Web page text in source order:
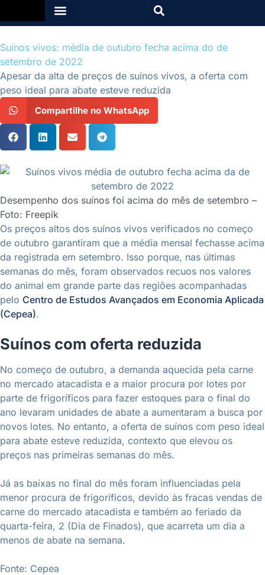
Suínos vivos: média de outubro fecha acima do de
setembro de 2022
Apesar da alta de preços de suínos vivos, a oferta com
peso ideal para abate esteve reduzida
Compartilhe no WhatsApp
Desempenho dos suínos foi acima do mês de setembro –
Foto: Freepik
Os preços altos dos suínos vivos verificados no começo
de outubro garantiram que a média mensal fechasse acima
da registrada em setembro. Isso porque, nas últimas
semanas do mês, foram observados recuos nos valores
do animal em grande parte das regiões acompanhadas
pelo Centro de Estudos Avançados em Economia Aplicada
(Cepea).
Suínos com oferta reduzida
No começo de outubro, a demanda aquecida pela carne
no mercado atacadista e a maior procura por lotes por
parte de frigoríficos para fazer estoques para o final do
ano levaram unidades de abate a aumentaram a busca por
novos lotes. No entanto, a oferta de suínos com peso ideal
para abate esteve reduzida, contexto que elevou os
preços nas primeiras semanas do mês.
Já as baixas no final do mês foram influenciadas pela
menor procura de frigoríficos, devido às fracas vendas de
carne do mercado atacadista e também ao feriado da
quarta-feira, 2 (Dia de Finados), que acarreta um dia a
menos de abate na semana.
Fonte: Cepea